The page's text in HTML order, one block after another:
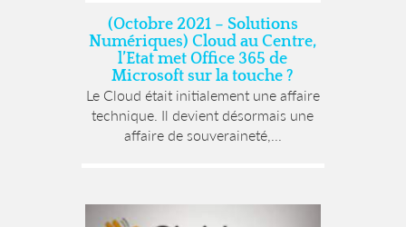
(Octobre 2021 – Solutions
Numériques) Cloud au Centre,
l’Etat met Office 365 de
Microsoft sur la touche ?
Le Cloud était initialement une affaire
technique. Il devient désormais une
affaire de souveraineté,...